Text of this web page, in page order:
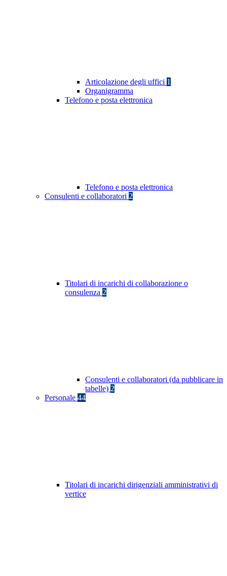
Articolazione degli uffici 1
Organigramma
Telefono e posta elettronica
Telefono e posta elettronica
Consulenti e collaboratori 2
Titolari di incarichi di collaborazione o
consulenza 2
Consulenti e collaboratori (da pubblicare in
tabelle) 2
Personale 44
Titolari di incarichi dirigenziali amministrativi di
vertice